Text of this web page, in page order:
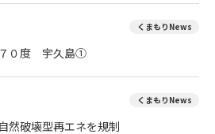
くまもりNews
０度 宇久島①
くまもりNews
然破壊型再エネを規制